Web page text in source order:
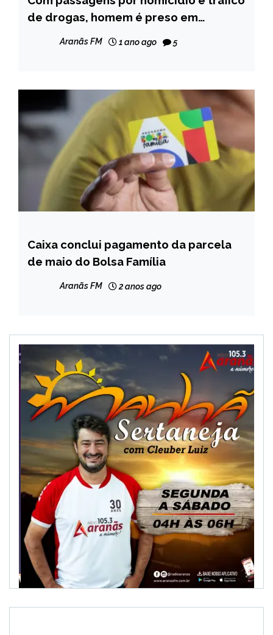
GERAIS
NOTÍCIAS
de drogas, homem é preso em
Aranãs FM 1 ano ago 5
BRASIL
NOTÍCIAS
Caixa conclui pagamento da parcela
de maio do Bolsa Família
Aranãs FM 2 anos ago